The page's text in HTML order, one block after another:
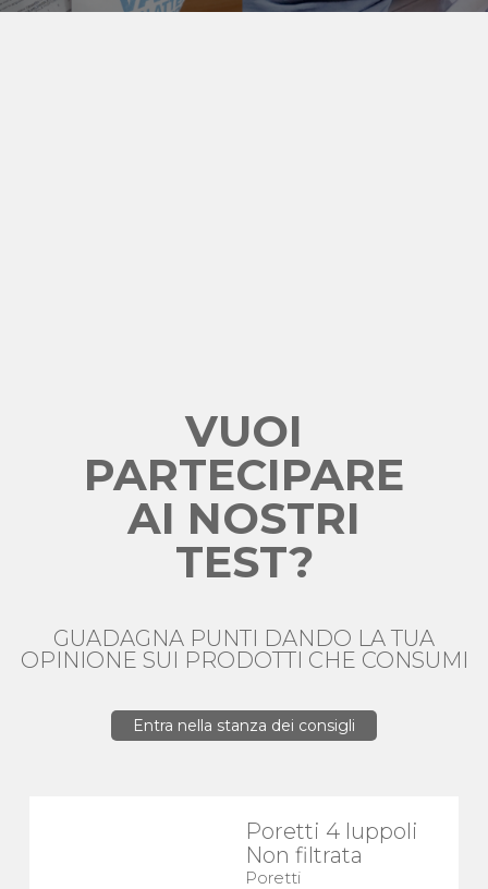
VUOI
PARTECIPARE
AI NOSTRI
TEST?
GUADAGNA PUNTI DANDO LA TUA
OPINIONE SUI PRODOTTI CHE CONSUMI
Entra nella stanza dei consigli
Poretti 4 luppoli
Non filtrata
Poretti